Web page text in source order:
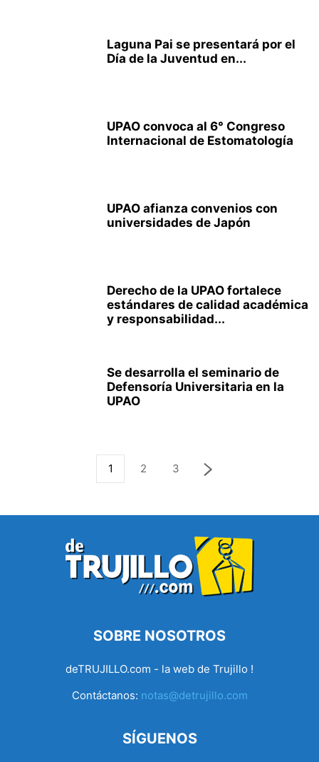
Laguna Pai se presentará por el
Día de la Juventud en...
UPAO convoca al 6° Congreso
Internacional de Estomatología
UPAO afianza convenios con
universidades de Japón
Derecho de la UPAO fortalece
estándares de calidad académica
y responsabilidad...
Se desarrolla el seminario de
Defensoría Universitaria en la
UPAO
1 2 3
SOBRE NOSOTROS
deTRUJILLO.com - la web de Trujillo !
Contáctanos: notas@detrujillo.com
SÍGUENOS